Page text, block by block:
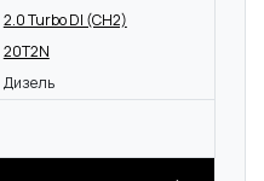
2.0 Turbo DI (CH2)
20T2N
Дизель